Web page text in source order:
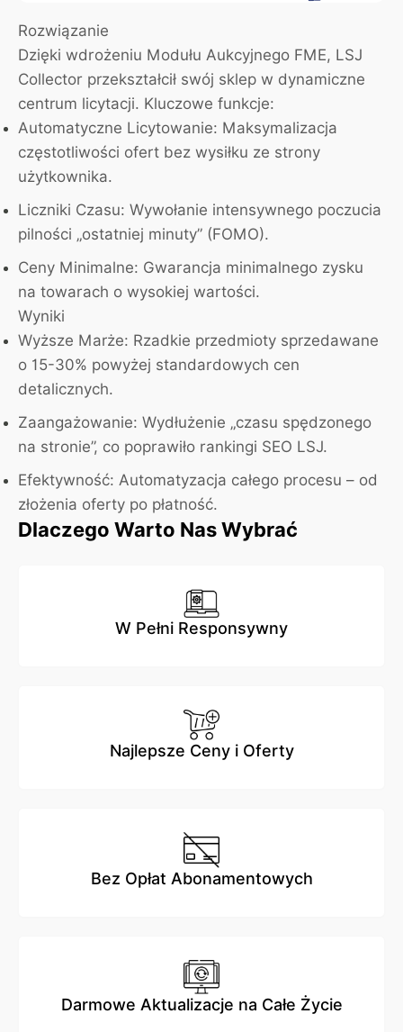
Rozwiązanie
Dzięki wdrożeniu Modułu Aukcyjnego FME, LSJ
Collector przekształcił swój sklep w dynamiczne
centrum licytacji. Kluczowe funkcje:
Automatyczne Licytowanie: Maksymalizacja
częstotliwości ofert bez wysiłku ze strony
użytkownika.
Liczniki Czasu: Wywołanie intensywnego poczucia
pilności „ostatniej minuty” (FOMO).
Ceny Minimalne: Gwarancja minimalnego zysku
na towarach o wysokiej wartości.
Wyniki
Wyższe Marże: Rzadkie przedmioty sprzedawane
o 15-30% powyżej standardowych cen
detalicznych.
Zaangażowanie: Wydłużenie „czasu spędzonego
na stronie”, co poprawiło rankingi SEO LSJ.
Efektywność: Automatyzacja całego procesu – od
złożenia oferty po płatność.
Dlaczego Warto Nas Wybrać
W Pełni Responsywny
Najlepsze Ceny i Oferty
Bez Opłat Abonamentowych
Darmowe Aktualizacje na Całe Życie